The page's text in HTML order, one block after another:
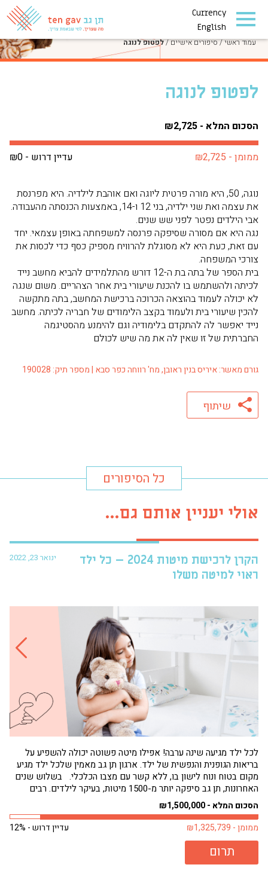
Currency
English
סיפורים אישיים
עמוד ראשי/סיפורים אישיים/לפטופ לנוגה
לפטופ לנוגה
הסכום המלא - ₪2,725
עדיין דרוש - ₪0 ממומן - ₪2,725
נוגה, 50, היא מורה פרטית ליוגה ואם אוהבת לילדיה. היא מפרנסת
את עצמה ואת שני ילדיה, בני 12 ו-14, באמצעות הכנסתה מהעבודה.
אבי הילדים נפטר לפני שש שנים.
נגה היא אם מסורה שסיפקה פרנסה למשפחתה באופן עצמאי. יחד
עם זאת, כעת היא לא מסוגלת להרוויח מספיק כסף כדי לכסות את
צורכי המשפחה.
בית הספר של בתה בת ה-12 דורש מהתלמידים להביא מחשב נייד
לכיתה ולהשתמש בו להכנת שיעורי בית אחר הצהריים. משום שנגה
לא יכולה לעמוד בהוצאה הכרוכה ברכישת המחשב, בתה מתקשה
להכין שיעורי בית ולעמוד בקצב הלימודים של חבריה לכיתה. מחשב
נייד יאפשר לה להתקדם בלימודיה וגם להימנע מהסטיגמה
החברתית של זו שאין לה את מה שיש לכולם
גורם מאשר: איריס בנין ראובן, מח' רווחה כפר סבא | מספר תיק: 190028
שיתוף
כל הסיפורים
אולי יעניין אותם גם...
ינואר 23, 2022
הקרן לרכישת מיטות 2024 – כל ילד
ראוי למיטה משלו
לכל ילד מגיעה שינה ערבה! אפילו מיטה פשוטה יכולה להשפיע על
בריאות הגופנית והנפשית של ילד. ארגון תן גב מאמין שלכל ילד מגיע
מקום בטוח ונוח לישון בו, ללא קשר עם מצבו הכלכלי. בשלוש שנים
האחרונות, תן גב סיפקה יותר מ-1500 מיטות, בעיקר לילדים. רבים
מילדים אלה היו ישנים על...
הסכום המלא - ₪1,500,000
עדיין דרוש - 12%
ממומן - ₪1,325,739
תרום